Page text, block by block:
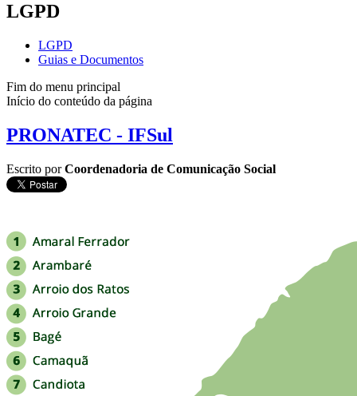
LGPD
LGPD
Guias e Documentos
Fim do menu principal
Início do conteúdo da página
PRONATEC - IFSul
Escrito porCoordenadoria de Comunicação Social